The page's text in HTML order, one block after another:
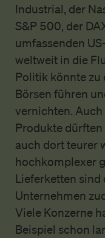
Industrial, der
S&P 500, der
umfassenden
weltweit in die
Politik könnte zu
Börsen führen
vernichten. Auch
Produkte
auch dort teurer
hochkomplexer
Lieferketten sind
Unternehmen
Viele Konzerne
Beispiel schon